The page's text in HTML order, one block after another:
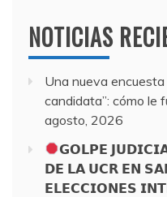
NOTICIAS
Una nueva
candidata”: cómo le
agosto, 2026
𝗚𝗢𝗟𝗣𝗘
𝗗𝗘 𝗟𝗔 𝗨𝗖𝗥 𝗘𝗡
𝗘𝗟𝗘𝗖𝗖𝗜𝗢𝗡𝗘𝗦